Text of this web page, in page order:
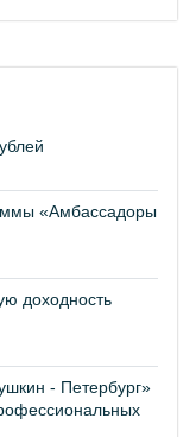
«Амбассадоры
доходность
- Петербург»